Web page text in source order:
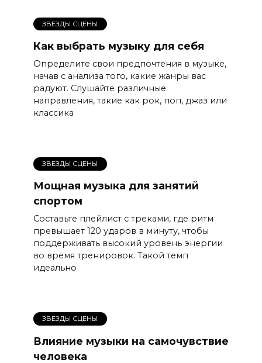
ЗВЕЗДЫ СЦЕНЫ
Как выбрать музыку для себя
Определите свои предпочтения в музыке,
начав с анализа того, какие жанры вас
радуют. Слушайте различные
направления, такие как рок, поп, джаз или
классика
ЗВЕЗДЫ СЦЕНЫ
Мощная музыка для занятий
спортом
Составьте плейлист с треками, где ритм
превышает 120 ударов в минуту, чтобы
поддерживать высокий уровень энергии
во время тренировок. Такой темп
идеально
ЗВЕЗДЫ СЦЕНЫ
Влияние музыки на самочувствие
человека